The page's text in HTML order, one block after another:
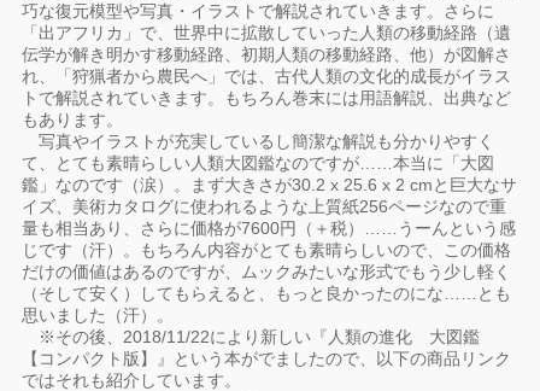
巧な復元模型や写真・イラストで解説されていきます。さらに
「出アフリカ」で、世界中に拡散していった人類の移動経路（遺
伝学が解き明かす移動経路、初期人類の移動経路、他）が図解さ
れ、「狩猟者から農民へ」では、古代人類の文化的成長がイラス
トで解説されていきます。もちろん巻末には用語解説、出典など
もあります。
写真やイラストが充実しているし簡潔な解説も分かりやすく
て、とても素晴らしい人類大図鑑なのですが……本当に「大図
鑑」なのです（涙）。まず大きさが30.2 x 25.6 x 2 cmと巨大なサ
イズ、美術カタログに使われるような上質紙256ページなので重
量も相当あり、さらに価格が7600円（＋税）……うーんという感
じです（汗）。もちろん内容がとても素晴らしいので、この価格
だけの価値はあるのですが、ムックみたいな形式でもう少し軽く
（そして安く）してもらえると、もっと良かったのにな……とも
思いました（汗）。
※その後、2018/11/22により新しい『人類の進化 大図鑑
【コンパクト版】』という本がでましたので、以下の商品リンク
ではそれも紹介しています。